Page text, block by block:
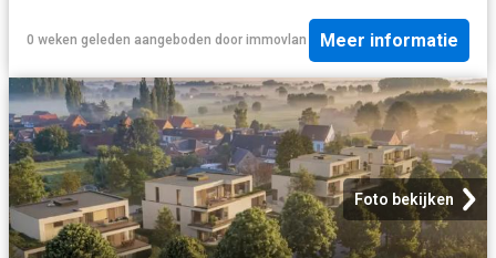
0 weken geleden aangeboden door immovlan Meer informatie
Foto bekijken